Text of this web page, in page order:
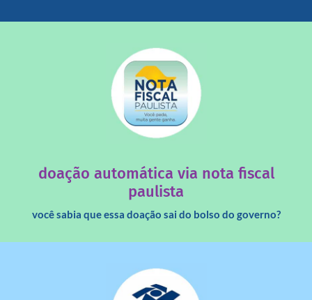
doação automática via nota fiscal
paulista
você sabia que essa doação sai do bolso do governo?
saiba mais